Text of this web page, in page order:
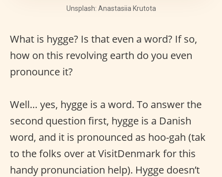
Unsplash: Anastasiia Krutota
What is hygge? Is that even a word? If so,
how on this revolving earth do you even
pronounce it?
Well… yes, hygge is a word. To answer the
second question first, hygge is a Danish
word, and it is pronounced as hoo-gah (tak
to the folks over at VisitDenmark for this
handy pronunciation help). Hygge doesn’t